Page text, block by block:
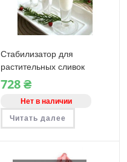
Стабилизатор для
растительных сливок
Gioice Vegetal Pan 1 кг
728₴
Нет в наличии
Читать далее